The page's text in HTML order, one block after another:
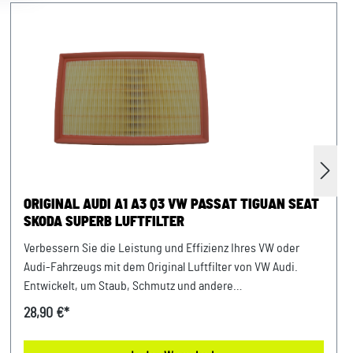
ORIGINAL AUDI A1 A3 Q3 VW PASSAT TIGUAN SEAT
SKODA SUPERB LUFTFILTER
Verbessern Sie die Leistung und Effizienz Ihres VW oder
Audi-Fahrzeugs mit dem Original Luftfilter von VW Audi.
Entwickelt, um Staub, Schmutz und andere
Verunreinigungen fernzuhalten, sorgt dieser Luftfilter für
und hochwertigen Materialien gewährleistet er eine lange
28,90 €*